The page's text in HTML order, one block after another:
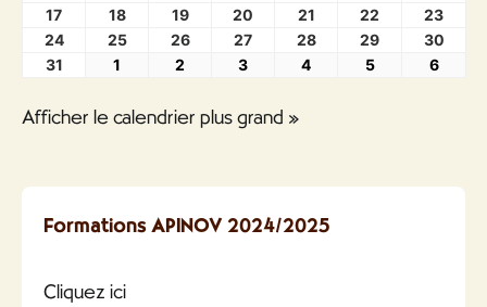
17
18 19 20 21 22
23
24
25 26 27 28 29
30
31
1 2 3 4 5 6
Afficher le calendrier plus grand »
Formations APINOV 2024/2025
Cliquez ici